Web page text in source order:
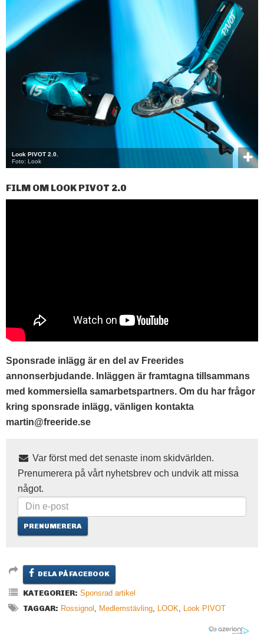
Look PIVOT 2.0.
Foto: Look
FILM OM LOOK PIVOT 2.0
Sponsrade inlägg är en del av Freerides
annonserbjudande. Inläggen är framtagna tillsammans
med kommersiella samarbetspartners. Om du har frågor
kring sponsrade inlägg, vänligen kontakta
martin@freeride.se
Var först med det senaste inom skidvärlden.
Prenumerera på vårt nyhetsbrev och undvik att missa
något.
DELA PÅ FACEBOOK
KATEGORIER: Sponsrad artikel
TAGGAR: Rossignol , Medlemstävling, LOOK, Look PIVOT